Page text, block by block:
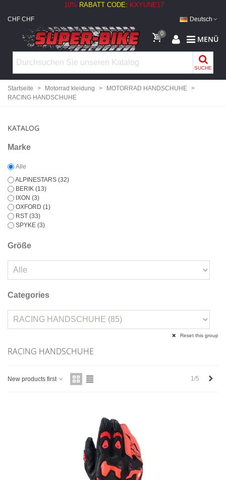
10% RABATT CODE: KXYUNE17
CHF CHF Deutsch
0
MENÜ
SUCHE
Startseite > Motorrad kleidung > MOTORRAD HANDSCHUHE >
RACING HANDSCHUHE
KATALOG
Marke
Alle
ALPINESTARS (32)
BERIK (13)
IXON (3)
OXFORD (1)
RST (33)
SPYKE (3)
Größe
Categories
Reset this group
RACING HANDSCHUHE
New products first 1/5